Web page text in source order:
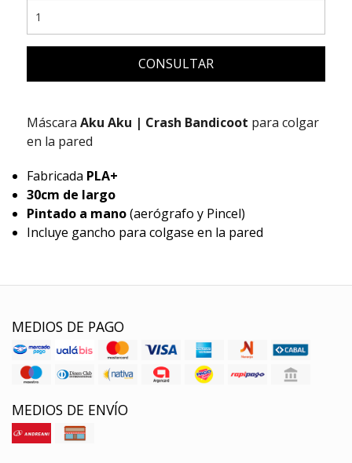
CONSULTAR
Máscara Aku Aku | Crash Bandicoot para colgar
en la pared
Fabricada PLA+
30cm de largo
Pintado a mano(aerógrafo y Pincel)
Incluye gancho para colgase en la pared
MEDIOS DE PAGO
MEDIOS DE ENVÍO